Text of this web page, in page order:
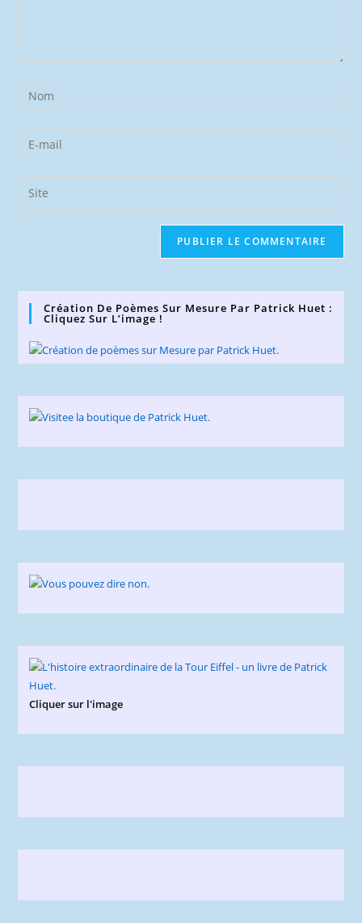
Enter
your
name
comment
Enter
your
email
address
Saisir
l’URL
Création De Poèmes Sur Mesure Par Patrick Huet :
Cliquez Sur L’image !
Cliquer sur l'image